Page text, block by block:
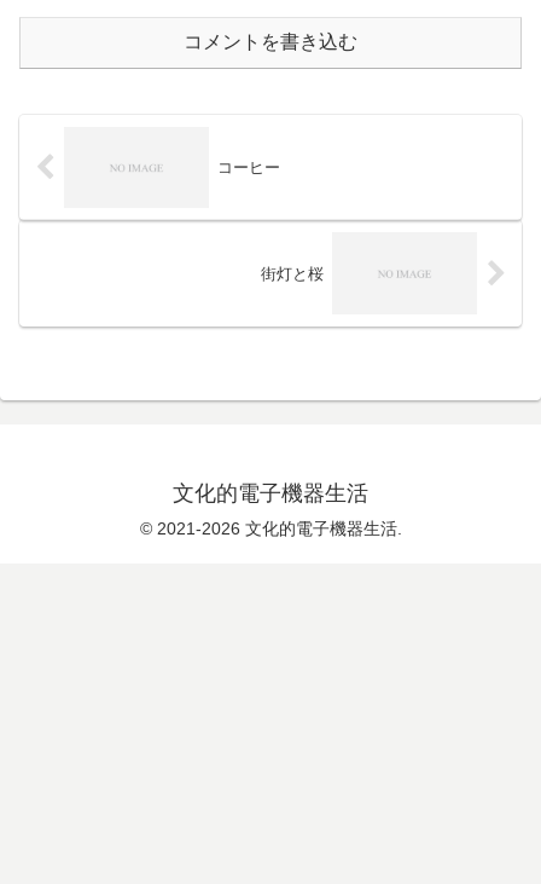
コメントを書き込む
コーヒー
街灯と桜
文化的電子機器生活
© 2021-2026 文化的電子機器生活.